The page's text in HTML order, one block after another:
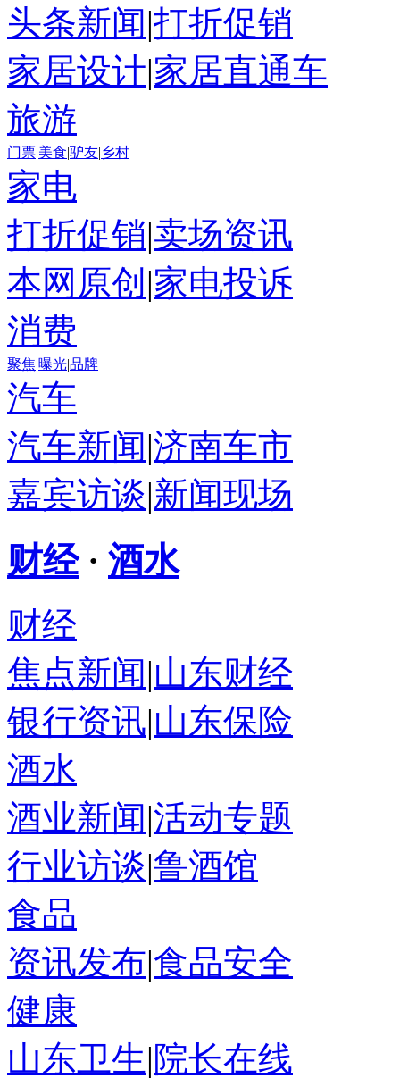
头条新闻|打折促销
家居设计|家居直通车
旅游
门票|美食|驴友|乡村
家电
打折促销|卖场资讯
本网原创 |家电投诉
消费
聚焦|曝光|品牌
汽车
汽车新闻|济南车市
嘉宾访谈|新闻现场
财经· 酒水
财经
焦点新闻|山东财经
银行资讯|山东保险
酒水
酒业新闻|活动专题
行业访谈|鲁酒馆
食品
资讯发布|食品安全
健康
山东卫生|院长在线